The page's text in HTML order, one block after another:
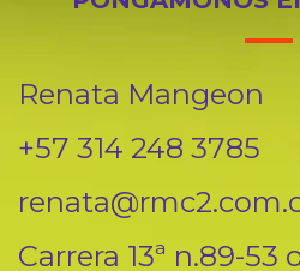
Renata Mangeon
+57 314 248 3785
Carrera 13ª n.89-53